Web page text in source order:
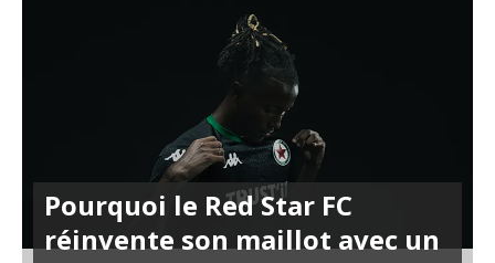
Pourquoi le Red Star FC
réinvente son maillot avec un